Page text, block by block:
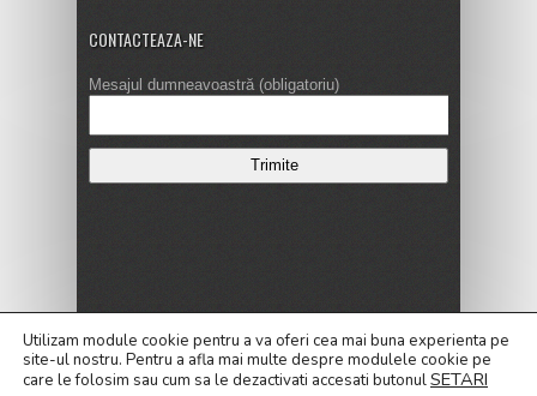
CONTACTEAZA-NE
Mesajul dumneavoastră (obligatoriu)
Copyright © 2016
ALEGERI LOCALE 2020
Alegeri Prezidentiale 2019
Cele mai noi Stiri
Contact Dezvaluiri Editorial Galerie
Utilizam module cookie pentru a va oferi cea mai buna experienta pe
site-ul nostru. Pentru a afla mai multe despre modulele cookie pe
care le folosim sau cum sa le dezactivati accesati butonulSETARI